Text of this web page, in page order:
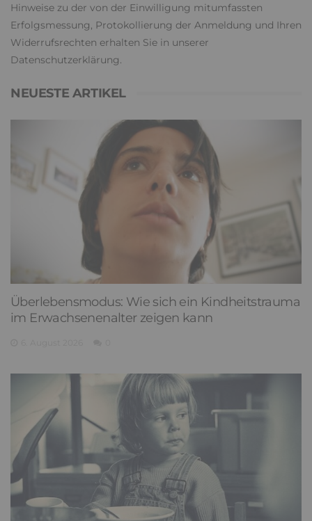
Hinweise zu der von der Einwilligung mitumfassten
Erfolgsmessung, Protokollierung der Anmeldung und Ihren
Widerrufsrechten erhalten Sie in unserer
Datenschutzerklärung.
NEUESTE ARTIKEL
Überlebensmodus: Wie sich ein Kindheitstrauma
im Erwachsenenalter zeigen kann